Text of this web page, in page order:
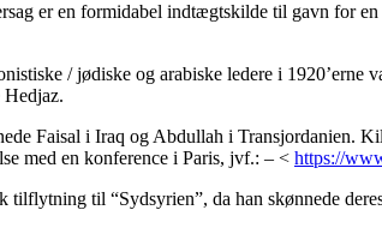
er en formidabel indtægtskilde til gavn for
/ jødiske og arabiske ledere i
Hedjaz.
Faisal i Iraq og Abdullah i Transjordanien.
med en konference i Paris, jvf.: – < https://
tilflytning til “Sydsyrien”, da han skønnede